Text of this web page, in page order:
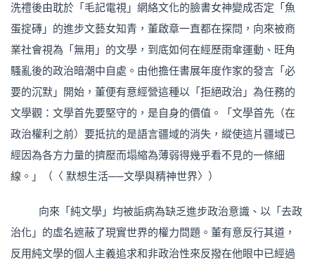
洗禮後由耽於「毛記電視」網絡文化的臉書女神變成否定「魚
蛋掟磚」的進步文藝女知青，董啟章一直都在探問，向來被商
業社會視為「無用」的文學，到底如何在經歷雨傘運動、旺角
騷亂後的政治暗潮中自處。由他擔任書展年度作家的發言「必
要的沉默」開始，董便有意經營這種以「拒絕政治」為任務的
文學觀：文學首先要堅守的，是自身的價值。「文學首先（在
政治權利之前）要抵抗的是語言疆域的消失，縱使這片疆域已
經因為各方力量的擠壓而塌縮為薄弱得幾乎看不見的一條細
線。」（〈 默想生活──文學與精神世界〉）
向來「純文學」均被詬病為缺乏進步政治意識、以「去政
治化」的虛名遮蔽了現實世界的權力問題。董有意反行其道，
反用純文學的個人主義追求和非政治性來反撥在他眼中已經過